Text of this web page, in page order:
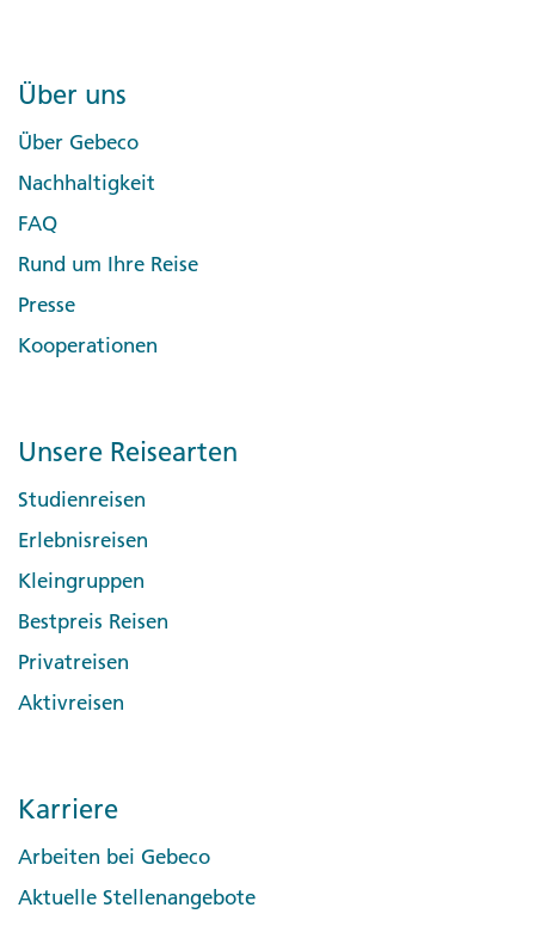
Über uns
Über Gebeco
Nachhaltigkeit
FAQ
Rund um Ihre Reise
Presse
Kooperationen
Unsere Reisearten
Studienreisen
Erlebnisreisen
Kleingruppen
Bestpreis Reisen
Privatreisen
Aktivreisen
Karriere
Arbeiten bei Gebeco
Aktuelle Stellenangebote